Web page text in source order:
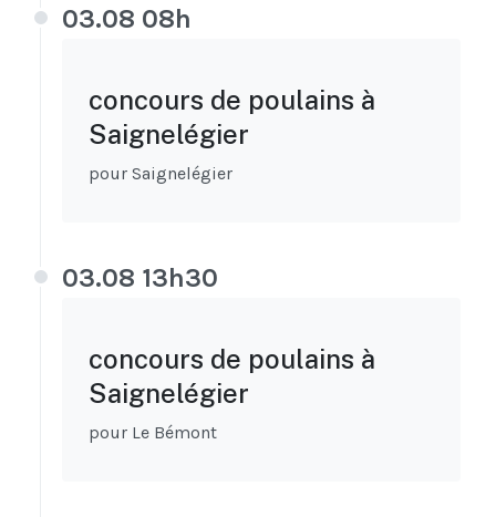
03.08 08h
concours de poulains à
Saignelégier
pour Saignelégier
03.08 13h30
concours de poulains à
Saignelégier
pour Le Bémont